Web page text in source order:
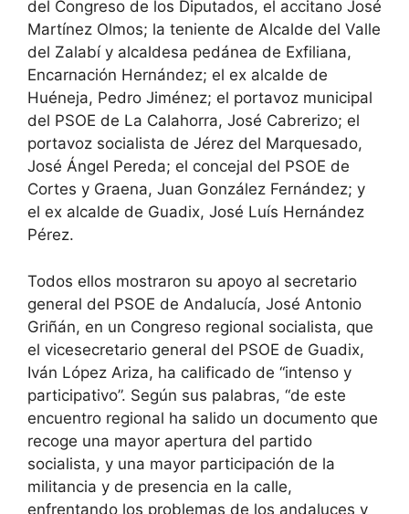
del Congreso de los Diputados, el accitano José
Martínez Olmos; la teniente de Alcalde del Valle
del Zalabí y alcaldesa pedánea de Exfiliana,
Encarnación Hernández; el ex alcalde de
Huéneja, Pedro Jiménez; el portavoz municipal
del PSOE de La Calahorra, José Cabrerizo; el
portavoz socialista de Jérez del Marquesado,
José Ángel Pereda; el concejal del PSOE de
Cortes y Graena, Juan González Fernández; y
el ex alcalde de Guadix, José Luís Hernández
Pérez.
Todos ellos mostraron su apoyo al secretario
general del PSOE de Andalucía, José Antonio
Griñán, en un Congreso regional socialista, que
el vicesecretario general del PSOE de Guadix,
Iván López Ariza, ha calificado de “intenso y
participativo”. Según sus palabras, “de este
encuentro regional ha salido un documento que
recoge una mayor apertura del partido
socialista, y una mayor participación de la
militancia y de presencia en la calle,
enfrentando los problemas de los andaluces y